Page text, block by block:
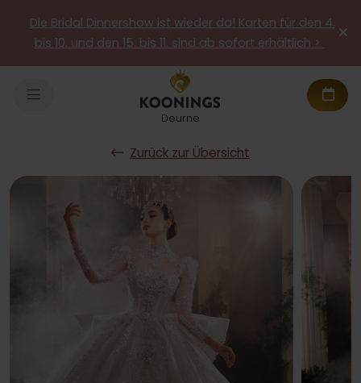
Die Bridal Dinnershow ist wieder da! Karten für den 4.
bis 10. und den 15. bis 11. sind ab sofort erhältlich >
Deurne
Zurück zur Übersicht